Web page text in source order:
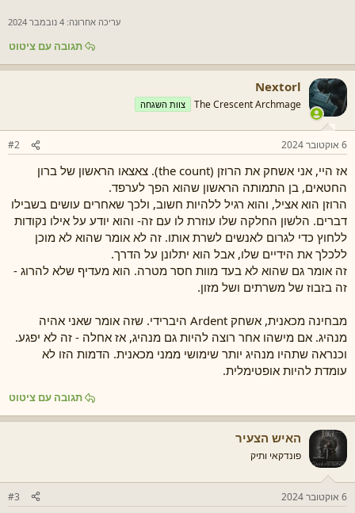
עריכה אחרונה: 4 נובמבר 2024
תגובה עם ציטוט
Nextorl
The Crescent Archmage צוות השגחה
6 אוקטובר 2024 #2
אז היי, אני אשחק את הרוזן (the count). צאצאו הראשון של ברון
החטאים, בן התמותה הראשון שהוא הפך לערפד.
הרוזן הוא אציל, והוא רגיל ללהיות חשוב, ולכך שאחרים עושים בשבילו
דברים. הלשון החלקה שלו עוזרת לו עם זה- והוא יודע על אילו נקודות
ללחוץ כדי לגרום לאנשים לשרת אותו. זה לא אומר שהוא לא מוכן
ללכלך את הידיים שלו, אבל הוא יתלונן על הדרך.
זה אומר גם שהוא לא בעד מוות חסר מטרה. הוא מעדיף שלא להרוג -
זה בזבוז של משרתים ושל מזון.
מבחינה מכאנית, אשחק Ardent היברידי. שזה אומר שאני אהיה
מנהיג. אם מישהו אחר רוצה להיות גם מנהיג, אז אחלה - זה לא יפגע.
וכנראה שתהיו מנהיג יותר שימושי ממני מכאנית. הדמות הזו לא
עומדת להיות אופטימלית.
תגובה עם ציטוט
האיש הצעיר
פונדקאי ותיק
6 אוקטובר 2024 #3